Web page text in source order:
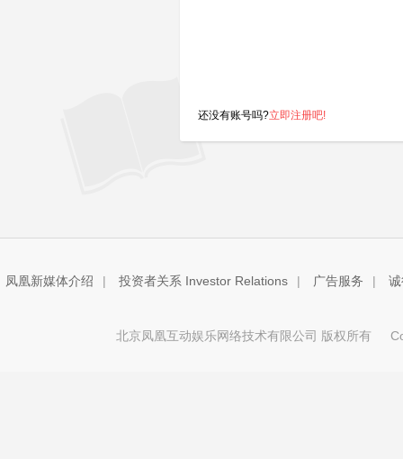
还没有账号吗?立即注册吧!
凤凰新媒体介绍 | 投资者关系 Investor Relations | 广告服务 |
北京凤凰互动娱乐网络技术有限公司 版权所有